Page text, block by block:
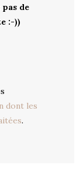
de
:-))
dont les
.